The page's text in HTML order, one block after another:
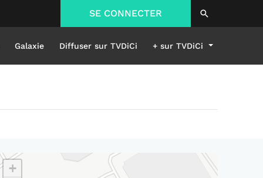
SE CONNECTER
Galaxie Diffuser sur TVDiCi + sur TVDiCi
+